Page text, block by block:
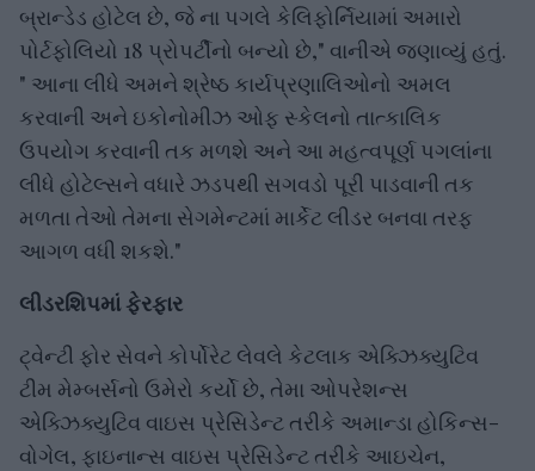
બ્રાન્ડેડ હોટેલ છે, જે ના પગલે કેલિફોર્નિયામાં અમારો
પોર્ટફોલિયો 18 પ્રોપર્ટીનો બન્યો છે," વાનીએ જણાવ્યું હતું.
" આના લીધે અમને શ્રેષ્ઠ કાર્યપ્રણાલિઓનો અમલ
કરવાની અને ઇકોનોમીઝ ઓફ સ્કેલનો તાત્કાલિક
ઉપયોગ કરવાની તક મળશે અને આ મહત્વપૂર્ણ પગલાંના
લીધે હોટેલ્સને વધારે ઝડપથી સગવડો પૂરી પાડવાની તક
મળતા તેઓ તેમના સેગમેન્ટમાં માર્કેટ લીડર બનવા તરફ
આગળ વધી શકશે."
લીડરશિપમાં ફેરફાર
ટ્વેન્ટી ફોર સેવને કોર્પોરેટ લેવલે કેટલાક એક્ઝિક્યુટિવ
ટીમ મેમ્બર્સનો ઉમેરો કર્યો છે, તેમા ઓપરેશન્સ
એક્ઝિક્યુટિવ વાઇસ પ્રેસિડેન્ટ તરીકે અમાન્ડા હોકિન્સ-
વોગેલ, ફાઇનાન્સ વાઇસ પ્રેસિડેન્ટ તરીકે આઇચેન,